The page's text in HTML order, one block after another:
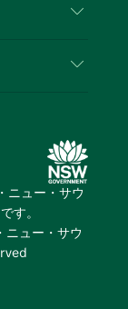
・ウェール
ニュー・サウ
す。
ニュー・サウ